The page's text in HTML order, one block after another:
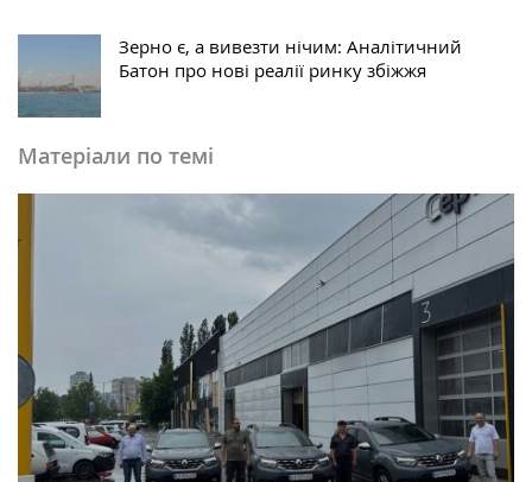
Зерно є, а вивезти нічим: Аналітичний
Батон про нові реалії ринку збіжжя
Матеріали по темі